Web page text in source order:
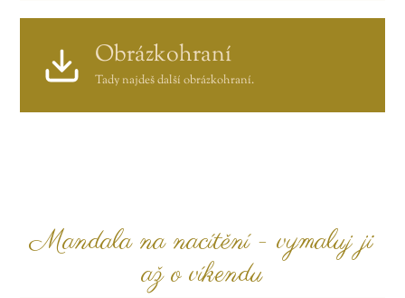
Obrázkohraní
Tady najdeš další obrázkohraní.
Mandala na nacítění - vymaluj ji
až o víkendu